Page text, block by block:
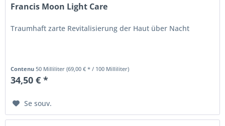
Francis Moon Light Care
Traumhaft zarte Revitalisierung der Haut über Nacht
Contenu 50 Milliliter(69,00 € * / 100 Milliliter)
34,50 € *
Se souv.